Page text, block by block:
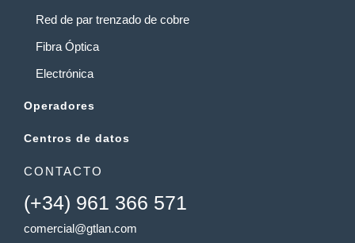
Red de par trenzado de cobre
Fibra Óptica
Electrónica
Operadores
Centros de datos
CONTACTO
(+34) 961 366 571
comercial@gtlan.com